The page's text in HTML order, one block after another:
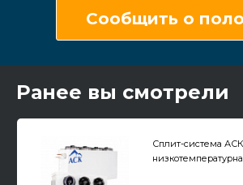
Сообщить о
Ранее вы смотрели
Сплит-система